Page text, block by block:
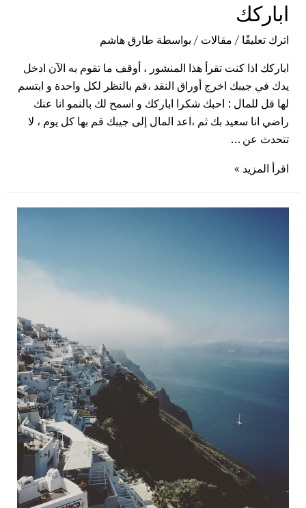
اباركك
اترك تعليقًا / مقالات / بواسطة طارق هاشم
اباركك اذا كنت تقرأ هذا المنشور ، أوقف ما تقوم به الآن ادخل
يدك في جيبك اخرج أوراق النقد ،قم بالنظر لكل واحدة و ابتسم
لها قل للمال : احبك شكرا اباركك و اسمح لك بالنمو انا عنك
راضي انا سعيد بك ثم ،اعد المال إلى جيبك قم بها كل يوم ، لا
تتحدث عن …
اقرأ المزيد »